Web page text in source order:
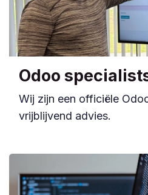
Odoo
Wij zijn een officiële
vrijblijvend advies.